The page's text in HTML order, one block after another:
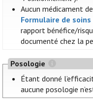
Aucun médicament
Formulaire de
rapport bénéfice/
documenté chez la
Posologie
Étant donné
aucune posologie